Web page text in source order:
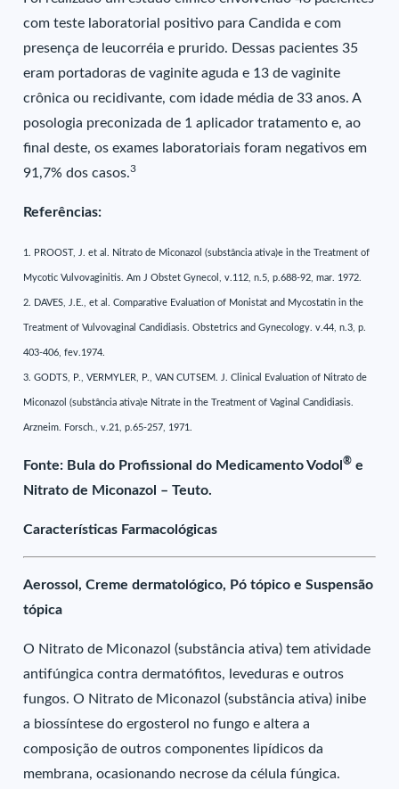
com teste laboratorial positivo para Candida e com
presença de leucorréia e prurido. Dessas pacientes 35
eram portadoras de vaginite aguda e 13 de vaginite
crônica ou recidivante, com idade média de 33 anos. A
posologia preconizada de 1 aplicador tratamento e, ao
final deste, os exames laboratoriais foram negativos em
91,7% dos casos.3
Referências:
1. PROOST, J. et al. Nitrato de Miconazol (substância ativa)e in the Treatment of
Mycotic Vulvovaginitis. Am J Obstet Gynecol, v.112, n.5, p.688-92, mar. 1972.
2. DAVES, J.E., et al. Comparative Evaluation of Monistat and Mycostatin in the
Treatment of Vulvovaginal Candidiasis. Obstetrics and Gynecology. v.44, n.3, p.
403-406, fev.1974.
3. GODTS, P., VERMYLER, P., VAN CUTSEM. J. Clinical Evaluation of Nitrato de
Miconazol (substância ativa)e Nitrate in the Treatment of Vaginal Candidiasis.
Arzneim. Forsch., v.21, p.65-257, 1971.
Fonte: Bula do Profissional do Medicamento Vodol® e
Nitrato de Miconazol – Teuto.
Características Farmacológicas
Aerossol, Creme dermatológico, Pó tópico e Suspensão
tópica
O Nitrato de Miconazol (substância ativa) tem atividade
antifúngica contra dermatófitos, leveduras e outros
fungos. O Nitrato de Miconazol (substância ativa) inibe
a biossíntese do ergosterol no fungo e altera a
composição de outros componentes lipídicos da
membrana, ocasionando necrose da célula fúngica.